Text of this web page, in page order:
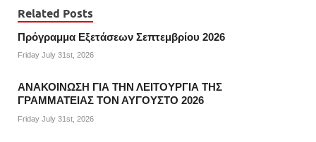
Related Posts
Πρόγραμμα Εξετάσεων Σεπτεμβρίου 2026
Friday July 31st, 2026
ΑΝΑΚΟΙΝΩΣΗ ΓΙΑ ΤΗΝ ΛΕΙΤΟΥΡΓΙΑ ΤΗΣ
ΓΡΑΜΜΑΤΕΙΑΣ ΤΟΝ ΑΥΓΟΥΣΤΟ 2026
Friday July 31st, 2026